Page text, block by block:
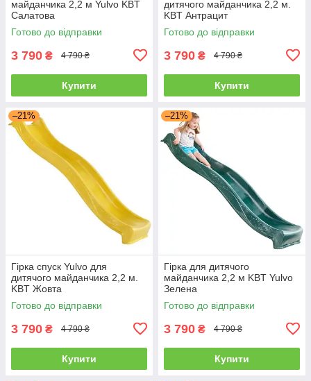
майданчика 2,2 м Yulvo KBT
Салатова
Готово до відправки
3 790 ₴ 4 790 ₴
Купити
дитячого майданчика 2,2 м.
KBT Антрацит
Готово до відправки
3 790 ₴ 4 790 ₴
Купити
–21%
Гірка спуск Yulvo для
дитячого майданчика 2,2 м.
KBT Жовта
Готово до відправки
3 790 ₴ 4 790 ₴
Купити
–21%
Гірка для дитячого
майданчика 2,2 м KBT Yulvo
Зелена
Готово до відправки
3 790 ₴ 4 790 ₴
Купити